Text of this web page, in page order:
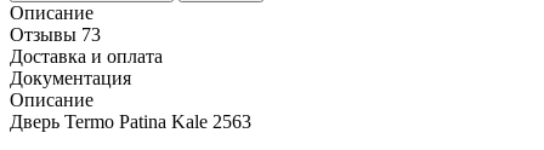
Описание
Отзывы 73
Доставка и оплата
Документация
Описание
Дверь Termo Patina Kale 2563